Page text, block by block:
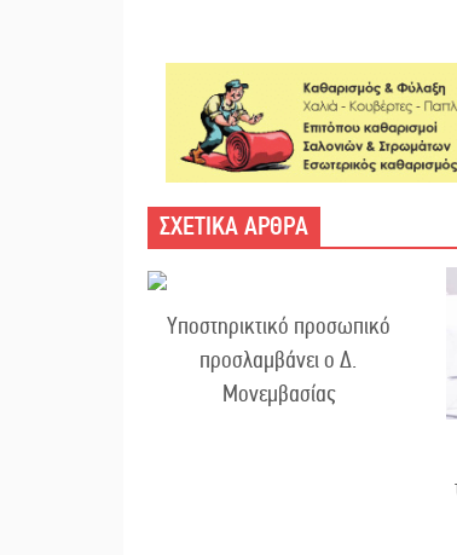
ΣΧΕΤΙΚΑ ΑΡΘΡΑ
Υποστηρικτικό προσωπικό
προσλαμβάνει ο Δ.
Μονεμβασίας